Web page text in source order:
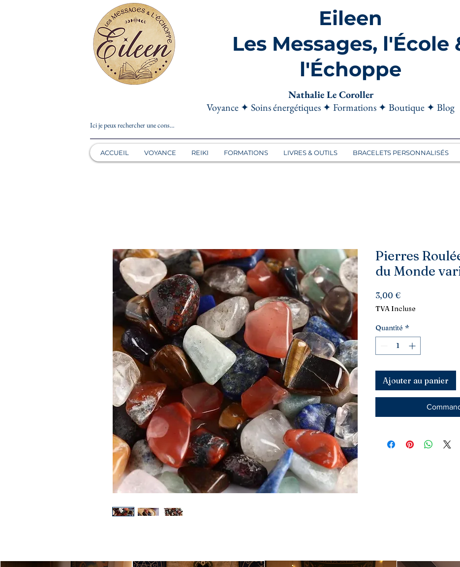
Eileen
Les Messages, l'École
l'Échoppe
Nathalie Le Coroller
Voyance ✦ Soins énergétiques ✦ Formations ✦ Boutique ✦ Blog
ACCUEIL VOYANCE REIKI FORMATIONS LIVRES & OUTILS BRACELETS PERSONNALISÉS
Pierres
du Monde
3,00 €Prix
TVA Incluse
Quantité *
Ajouter au panier